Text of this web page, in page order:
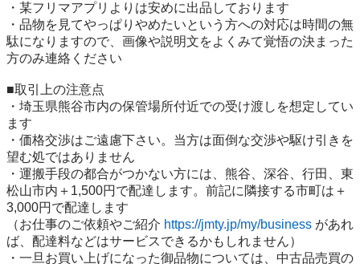
・某フリマアプリよりは安めに出品しております
・品物を見てやっぱりやめたいという方への対応は時間の無
駄になりますので、画像や説明文をよくみて覚悟の決まった
方のみ連絡ください
■取引上の注意点
・埼玉県熊谷市内の保管場所付近での受け渡しを想定してい
ます
・価格交渉はご遠慮下さい。当方は面倒な交渉や駆け引きを
望む処ではありません
・運搬手段の都合がつかない方には、熊谷、深谷、行田、東
松山市内＋1,500円で配達します。前記に隣接する市町は＋
3,000円で配達します
（お仕事のご依頼やご紹介 https://jmty.jp/my/business があれ
ば、配達料などはサービスできるかもしれません）
・一旦お買い上げになった御品物については、中古品売買の